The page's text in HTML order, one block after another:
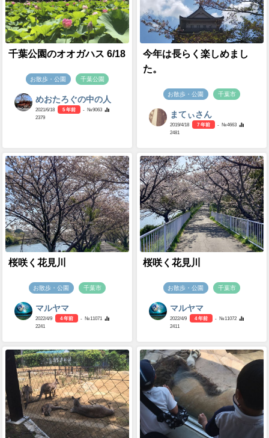
千葉公園のオオガハス 6/18
お散歩・公園 千葉公園
めおたろぐの中の人
2021/6/18 5 年前
- №9063
2379
今年は長らく楽しめまし
た。
お散歩・公園 千葉市
まてぃさん
2019/4/18 7 年前
- №4663
2481
桜咲く花見川
お散歩・公園 千葉市
マルヤマ
2022/4/9 4 年前
- №11071
2241
桜咲く花見川
お散歩・公園 千葉市
マルヤマ
2022/4/9 4 年前
- №11072
2411